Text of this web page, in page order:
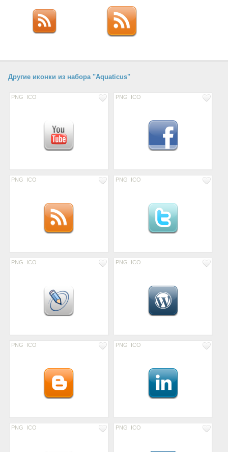
Другие иконки из набора "Aquaticus"
PNG ICO PNG ICO
PNG ICO PNG ICO
PNG ICO PNG ICO
PNG ICO PNG ICO
PNG ICO PNG ICO